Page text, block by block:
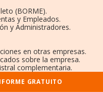
(BORME).
y Empleados.
y Administradores.
en otras empresas.
sobre la empresa.
complementaria.
GRATUITO